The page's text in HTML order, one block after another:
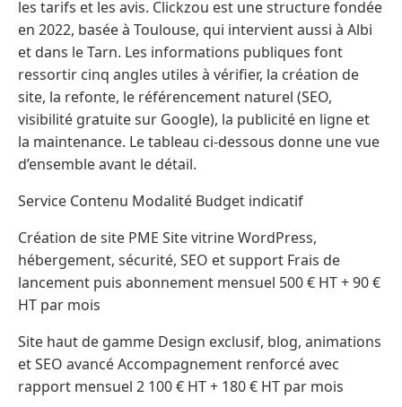
les tarifs et les avis. Clickzou est une structure fondée
en 2022, basée à Toulouse, qui intervient aussi à Albi
et dans le Tarn. Les informations publiques font
ressortir cinq angles utiles à vérifier, la création de
site, la refonte, le référencement naturel (SEO,
visibilité gratuite sur Google), la publicité en ligne et
la maintenance. Le tableau ci-dessous donne une vue
d’ensemble avant le détail.
Service Contenu Modalité Budget indicatif
Création de site PME Site vitrine WordPress,
hébergement, sécurité, SEO et support Frais de
lancement puis abonnement mensuel 500 € HT + 90 €
HT par mois
Site haut de gamme Design exclusif, blog, animations
et SEO avancé Accompagnement renforcé avec
rapport mensuel 2 100 € HT + 180 € HT par mois